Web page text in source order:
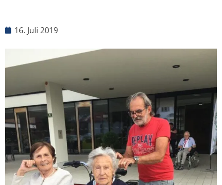
16. Juli 2019